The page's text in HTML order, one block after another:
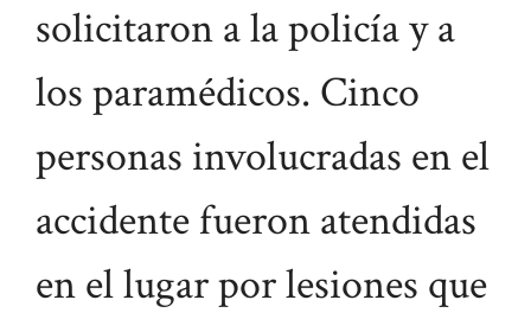
solicitaron a la policía y a
los paramédicos. Cinco
personas involucradas en el
accidente fueron atendidas
en el lugar por lesiones que